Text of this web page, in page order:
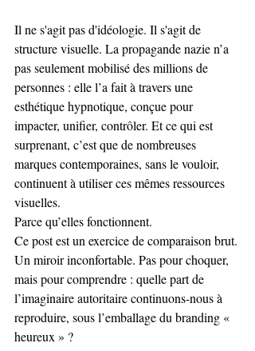
Il ne s'agit pas d'idéologie. Il s'agit de
structure visuelle. La propagande nazie n’a
pas seulement mobilisé des millions de
personnes : elle l’a fait à travers une
esthétique hypnotique, conçue pour
impacter, unifier, contrôler. Et ce qui est
surprenant, c’est que de nombreuses
marques contemporaines, sans le vouloir,
continuent à utiliser ces mêmes ressources
visuelles.
Parce qu’elles fonctionnent.
Ce post est un exercice de comparaison brut.
Un miroir inconfortable. Pas pour choquer,
mais pour comprendre : quelle part de
l’imaginaire autoritaire continuons-nous à
reproduire, sous l’emballage du branding «
heureux » ?